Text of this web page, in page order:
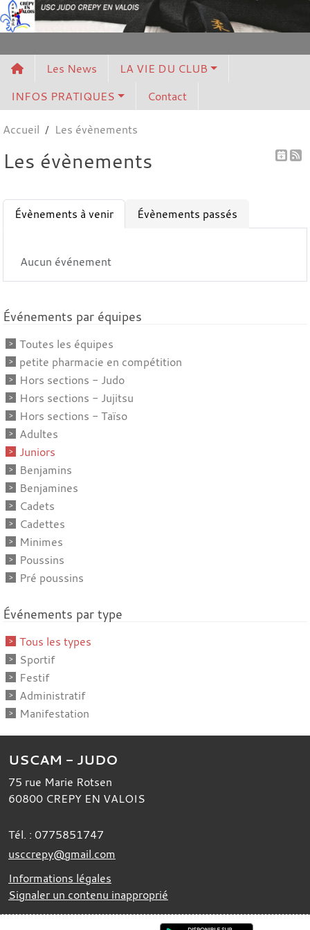
Les News
LA VIE DU CLUB
INFOS PRATIQUES
Contact
Accueil Les évènements
Les évènements
Évènements à venir Évènements passés
Aucun événement
Événements par équipes
Toutes les équipes
petite pharmacie en compétition
Hors sections - Judo
Hors sections - Jujitsu
Hors sections - Taïso
Adultes
Juniors
Benjamins
Benjamines
Cadets
Cadettes
Minimes
Poussins
Pré poussins
Événements par type
Tous les types
Sportif
Festif
Administratif
Manifestation
USCAM - JUDO
75 rue Marie Rotsen
60800 CREPY EN VALOIS
Tél. : 0775851747
usccrepy@gmail.com
Informations légales
Signaler un contenu inapproprié
Panneau de gestion des cookies